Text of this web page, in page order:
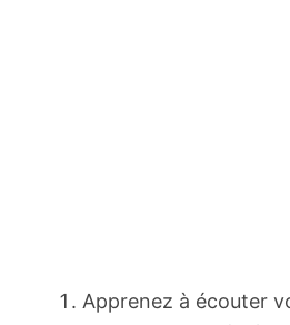
Apprenez à écouter